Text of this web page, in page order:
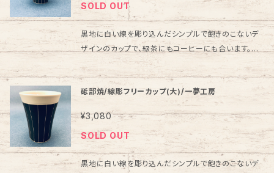
SOLD OUT
黒地に白い線を彫り込んだシンプルで飽きのこないデ
ザインのカップで、緑茶にもコーヒーにも合います。外
側の黒地の部分は釉薬をかけずザラっとした感触で滑
りにくい構造。手作りの一点物ですので、まさに世界に
ひとつだけのマイカップです。線彫フリーカップ(大)と
大きさを比較したお写真も載せておりますので、参考に
ご覧ください。 大西潤 作 直径約8.5cm・高さ8.5cm
ひとつひとつ手作りのため多少大きさや色合い、模様が
異なる場合がございますが、ご了承ください。 ※電子レ
ンジ・可 食洗機・可 オーブン・不可
砥部焼/線彫フリーカップ(大)/一夢工房
¥3,080
SOLD OUT
黒地に白い線を彫り込んだシンプルで飽きのこないデ